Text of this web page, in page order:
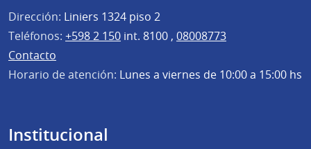
Dirección: Liniers 1324 piso 2
Teléfonos: +598 2 150 int. 8100 , 08008773
Contacto
Horario de atención: Lunes a viernes de 10:00 a 15:00 hs
Institucional